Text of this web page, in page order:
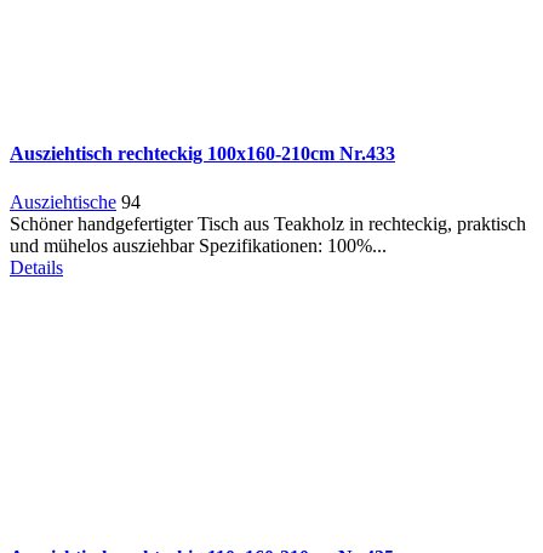
Ausziehtisch rechteckig 100x160-210cm Nr.433
Ausziehtische 94
Schöner handgefertigter Tisch aus Teakholz in rechteckig, praktisch
und mühelos ausziehbar Spezifikationen: 100%...
Details